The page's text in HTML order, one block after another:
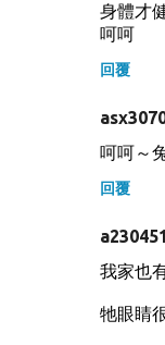
身體才
呵呵
回覆
呵呵～
回覆
我家也
牠眼睛